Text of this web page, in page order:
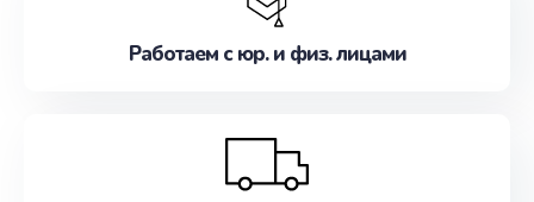
Работаем с юр. и физ. лицами